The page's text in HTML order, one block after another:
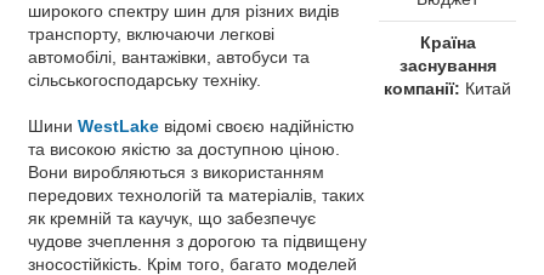
широкого спектру шин для різних видів
транспорту, включаючи легкові
автомобілі, вантажівки, автобуси та
сільськогосподарську техніку.
Шини WestLake відомі своєю надійністю
та високою якістю за доступною ціною.
Вони виробляються з використанням
передових технологій та матеріалів, таких
як кремній та каучук, що забезпечує
чудове зчеплення з дорогою та підвищену
зносостійкість. Крім того, багато моделей
Країна
заснування
компанії: Китай